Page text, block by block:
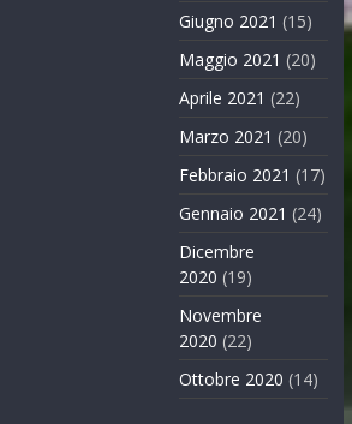
Giugno 2021 (15)
Maggio 2021 (20)
Aprile 2021 (22)
Marzo 2021 (20)
Febbraio 2021 (17)
Gennaio 2021 (24)
Dicembre
2020 (19)
Novembre
2020 (22)
Ottobre 2020 (14)